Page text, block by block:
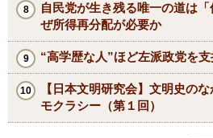
自民党が生き残る唯一の道は
ぜ所得再分配が必要か
“高学歴な人”ほど左派政党を支
【日本文明研究会】文明史の
モクラシー（第１回）